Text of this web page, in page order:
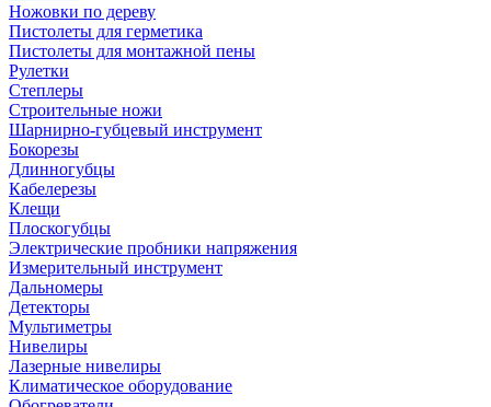
Ножовки по дереву
Пистолеты для герметика
Пистолеты для монтажной пены
Рулетки
Степлеры
Строительные ножи
Шарнирно-губцевый инструмент
Бокорезы
Длинногубцы
Кабелерезы
Клещи
Плоскогубцы
Электрические пробники напряжения
Измерительный инструмент
Дальномеры
Детекторы
Мультиметры
Нивелиры
Лазерные нивелиры
Климатическое оборудование